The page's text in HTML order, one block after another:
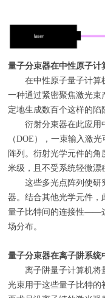
量子分束器在中性原子计
在中性原子量子计
一种通过紧密聚焦激光束
定地生成数百个这样的陷
衍射分束器在此应用
（DOE），一束输入激
阵列。衍射光学元件的
米级，且不受系统轻微漂
这些多光点阵列使研
器。结合其他光学元件
量子比特间的连接性——
场分布。
量子分束器在离子阱系统
离子阱量子计算机将
光束用于这些量子比特